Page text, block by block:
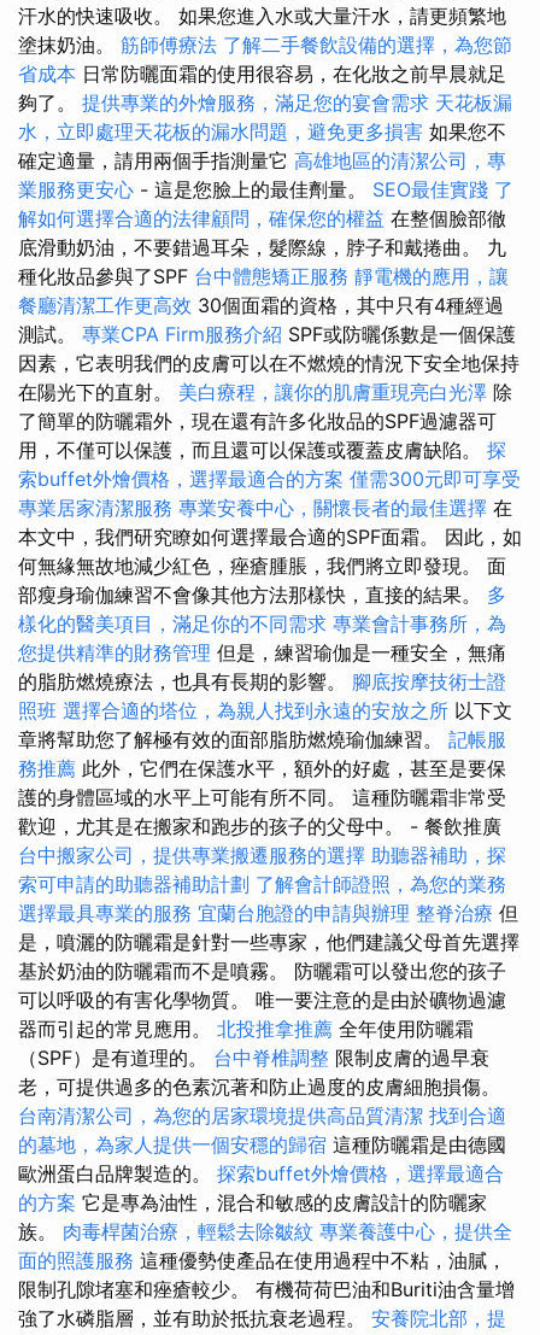
汗水的快速吸收。 如果您進入水或大量汗水，請更頻繁地
塗抹奶油。 筋師傅療法 了解二手餐飲設備的選擇，為您節
省成本 日常防曬面霜的使用很容易，在化妝之前早晨就足
夠了。 提供專業的外燴服務，滿足您的宴會需求 天花板漏
水，立即處理天花板的漏水問題，避免更多損害 如果您不
確定適量，請用兩個手指測量它 高雄地區的清潔公司，專
業服務更安心 - 這是您臉上的最佳劑量。 SEO最佳實踐 了
解如何選擇合適的法律顧問，確保您的權益 在整個臉部徹
底滑動奶油，不要錯過耳朵，髮際線，脖子和戴捲曲。 九
種化妝品參與了SPF 台中體態矯正服務 靜電機的應用，讓
餐廳清潔工作更高效 30個面霜的資格，其中只有4種經過
測試。 專業CPA Firm服務介紹 SPF或防曬係數是一個保護
因素，它表明我們的皮膚可以在不燃燒的情況下安全地保持
在陽光下的直射。 美白療程，讓你的肌膚重現亮白光澤 除
了簡單的防曬霜外，現在還有許多化妝品的SPF過濾器可
用，不僅可以保護，而且還可以保護或覆蓋皮膚缺陷。 探
索buffet外燴價格，選擇最適合的方案 僅需300元即可享受
專業居家清潔服務 專業安養中心，關懷長者的最佳選擇 在
本文中，我們研究瞭如何選擇最合適的SPF面霜。 因此，如
何無緣無故地減少紅色，痤瘡腫脹，我們將立即發現。 面
部瘦身瑜伽練習不會像其他方法那樣快，直接的結果。 多
樣化的醫美項目，滿足你的不同需求 專業會計事務所，為
您提供精準的財務管理 但是，練習瑜伽是一種安全，無痛
的脂肪燃燒療法，也具有長期的影響。 腳底按摩技術士證
照班 選擇合適的塔位，為親人找到永遠的安放之所 以下文
章將幫助您了解極有效的面部脂肪燃燒瑜伽練習。 記帳服
務推薦 此外，它們在保護水平，額外的好處，甚至是要保
護的身體區域的水平上可能有所不同。 這種防曬霜非常受
歡迎，尤其是在搬家和跑步的孩子的父母中。 - 餐飲推廣
台中搬家公司，提供專業搬遷服務的選擇 助聽器補助，探
索可申請的助聽器補助計劃 了解會計師證照，為您的業務
選擇最具專業的服務 宜蘭台胞證的申請與辦理 整脊治療 但
是，噴灑的防曬霜是針對一些專家，他們建議父母首先選擇
基於奶油的防曬霜而不是噴霧。 防曬霜可以發出您的孩子
可以呼吸的有害化學物質。 唯一要注意的是由於礦物過濾
器而引起的常見應用。 北投推拿推薦 全年使用防曬霜
（SPF）是有道理的。 台中脊椎調整 限制皮膚的過早衰
老，可提供過多的色素沉著和防止過度的皮膚細胞損傷。
台南清潔公司，為您的居家環境提供高品質清潔 找到合適
的墓地，為家人提供一個安穩的歸宿 這種防曬霜是由德國
歐洲蛋白品牌製造的。 探索buffet外燴價格，選擇最適合
的方案 它是專為油性，混合和敏感的皮膚設計的防曬家
族。 肉毒桿菌治療，輕鬆去除皺紋 專業養護中心，提供全
面的照護服務 這種優勢使產品在使用過程中不粘，油膩，
限制孔隙堵塞和痤瘡較少。 有機荷荷巴油和Buriti油含量增
強了水磷脂層，並有助於抵抗衰老過程。 安養院北部，提